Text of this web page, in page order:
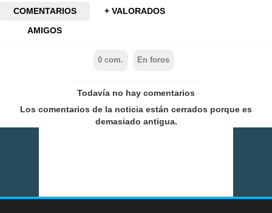
COMENTARIOS
+ VALORADOS
AMIGOS
0 com. En foros
Todavía no hay comentarios
Los comentarios de la noticia están cerrados porque es
demasiado antigua.